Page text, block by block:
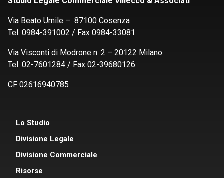
Via Beato Umile – 87100 Cosenza
Tel. 0984-391002 / Fax 0984-33081
Via Visconti di Modrone n. 2 – 20122 Milano
Tel. 02-7601284 / Fax 02-39680126
CF 02616940785
Lo Studio
Divisione Legale
Divisione Commerciale
Risorse